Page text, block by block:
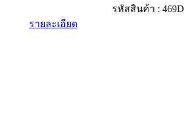
รหัสสินค้า : 469D
รายละเอียด